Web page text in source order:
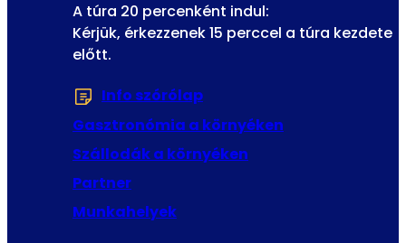
A túra 20 percenként indul:
Kérjük, érkezzenek 15 perccel a túra kezdete
előtt.
Info szórólap
Gasztronómia a környéken
Szállodák a környéken
Partner
Munkahelyek